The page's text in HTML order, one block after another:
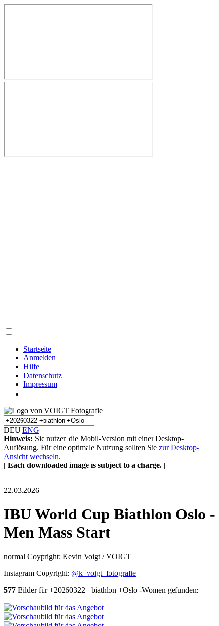
Startseite
Anmelden
Hilfe
Datenschutz
Impressum
DEU ENG
Hinweis: Sie nutzen die Mobil-Version mit einer Desktop-
Auflösung. Für eine optimale Nutzung sollten Sie zur Desktop-
Ansicht wechseln.
| Each downloaded image is subject to a charge. |
22.03.2026
IBU World Cup Biathlon Oslo -
Men Mass Start
normal Coypright: Kevin Voigt / VOIGT
Instagram Copyright: @k_voigt_fotografie
577 Bilder für +20260322 +biathlon +Oslo -Women gefunden: